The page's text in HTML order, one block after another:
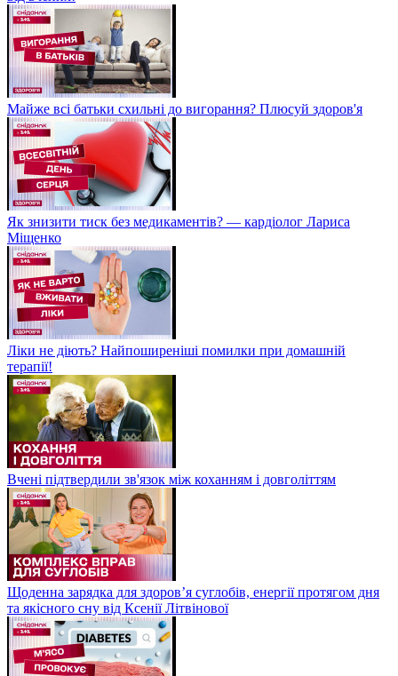
Майже всі батьки схильні до вигорання? Плюсуй здоров'я
Як знизити тиск без медикаментів? — кардіолог Лариса
Міщенко
Ліки не діють? Найпоширеніші помилки при домашній
терапії!
Вчені підтвердили зв'язок між коханням і довголіттям
Щоденна зарядка для здоров’я суглобів, енергії протягом дня
та якісного сну від Ксенії Літвінової